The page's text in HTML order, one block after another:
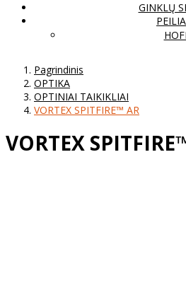
GINKLŲ
Pagrindinis
OPTIKA
OPTINIAI TAIKIKLIAI
VORTEX SPITFIRE™ AR
VORTEX